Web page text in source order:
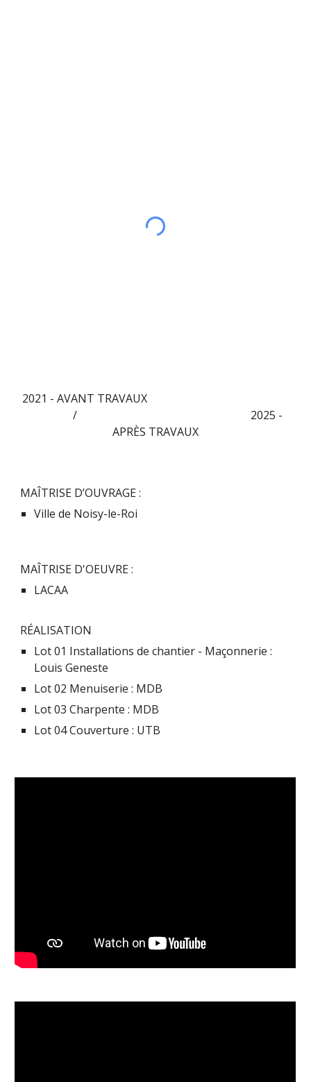
2021 - AVANT TRAVAUX
/
2025 -
APRÈS TRAVAUX
MAÎTRISE D’OUVRAGE :
Ville de Noisy-le-Roi
MAÎTRISE D'OEUVRE :
LACAA
RÉALISATION
Lot 01 Installations de chantier - Maçonnerie :
Louis Geneste
Lot 02 Menuiserie : MDB
Lot 03 Charpente : MDB
Lot 04 Couverture : UTB